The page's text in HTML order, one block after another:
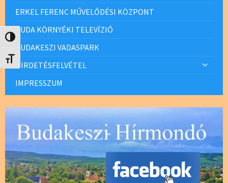
Nagy kontraszt váltása
Betűméret váltása
ERKEL FERENC MŰVELŐDÉSI KÖZPONT
BUDA KÖRNYÉKI TELEVÍZIÓ
BUDAKESZI VADASPARK
HIRDETÉSFELVÉTEL
IMPRESSZUM